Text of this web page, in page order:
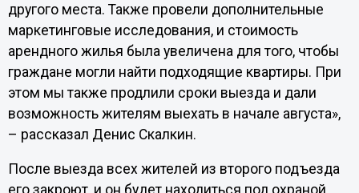
другого места. Также провели дополнительные
маркетинговые исследования, и стоимость
арендного жилья была увеличена для того, чтобы
граждане могли найти подходящие квартиры. При
этом мы также продлили сроки выезда и дали
возможность жителям выехать в начале августа»,
– рассказал Денис Скалкин.
После выезда всех жителей из второго подъезда